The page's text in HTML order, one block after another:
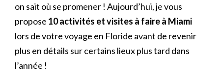
on sait où se promener ! Aujourd’hui, je vous
propose 10 activités et visites à faire à Miami
lors de votre voyage en Floride avant de revenir
plus en détails sur certains lieux plus tard dans
l’année !